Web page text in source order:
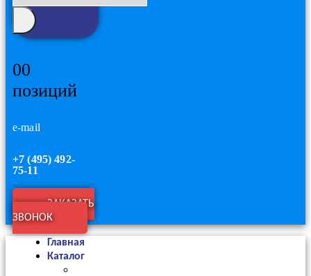
00
позиций
e-mail
+7 (495) 492-
75-11
ЗАКАЗАТЬ
ЗВОНОК
Главная
Каталог